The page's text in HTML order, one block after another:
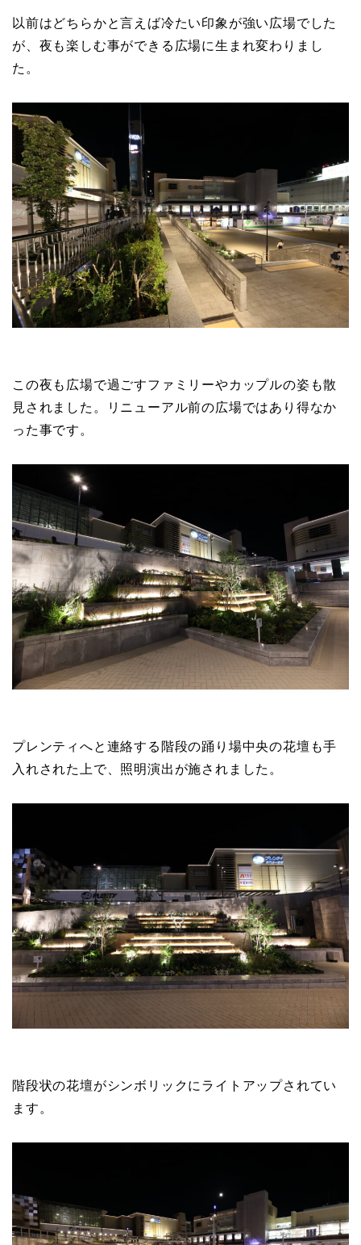
以前はどちらかと言えば冷たい印象が強い広場でした
が、夜も楽しむ事ができる広場に生まれ変わりまし
た。
この夜も広場で過ごすファミリーやカップルの姿も散
見されました。リニューアル前の広場ではあり得なか
った事です。
プレンティへと連絡する階段の踊り場中央の花壇も手
入れされた上で、照明演出が施されました。
階段状の花壇がシンボリックにライトアップされてい
ます。